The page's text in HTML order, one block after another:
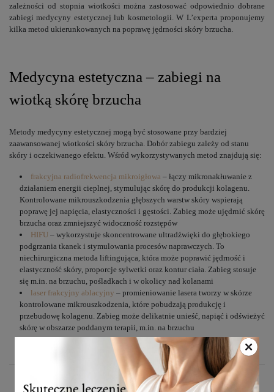
zależności od stopnia wiotkości można zastosować odpowiednio dobrane
zabiegi medycyny estetycznej lub kosmetologii. W L’experta proponujemy
kilka metod ukierunkowanych na poprawę jędrności skóry brzucha.
Medycyna estetyczna – zabiegi na
wiotką skórę brzucha
Metody medycyny estetycznej mogą być stosowane przy bardziej
zaawansowanej wiotkości skóry brzucha. Dobór zabiegu zależy od stanu
skóry i oczekiwanego efektu. Wśród wykorzystywanych metod znajdują się:
frakcyjna radiofrekwencja mikroigłowa – łączy mikronakłuwanie z
działaniem energii cieplnej, stymulując skórę do produkcji kolagenu.
Kontrolowane mikrouszkodzenia głębszych warstw skóry wspierają
poprawę jej napięcia, elastyczności i gęstości. Zabieg może ujędrnić skórę
brzucha oraz zmniejszyć widoczność rozstępów
HIFU – wykorzystuje skoncentrowane ultradźwięki do głębokiego
podgrzania tkanek i stymulowania procesów naprawczych. To
niechirurgiczna metoda liftingująca, która może poprawić jędrność i
elastyczność skóry, proporcje sylwetki oraz kontur ciała. Zabieg stosuje
się m.in. na brzuchu, pośladkach i w okolicy nad kolanami
laser frakcyjny ablacyjny – promieniowanie lasera tworzy w skórze
kontrolowane mikrouszkodzenia, które pobudzają produkcję i
przebudowę kolagenu. Zabieg może delikatnie unieść, napiąć i odświeżyć
skórę w obszarze poddanym terapii, m.in. na brzuchu